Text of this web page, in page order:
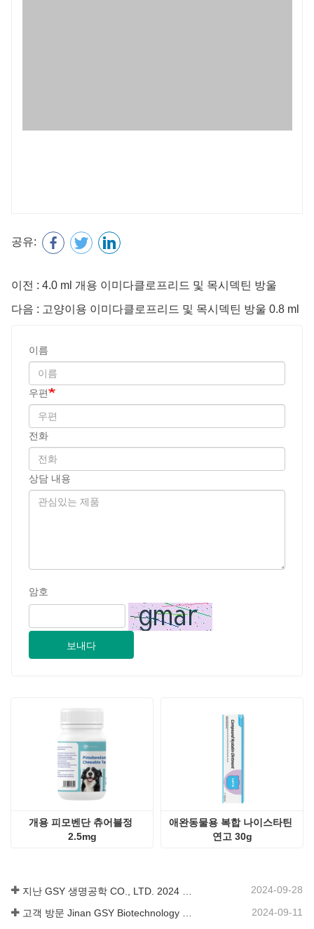
공유:
이전 : 4.0 ml 개용 이미다클로프리드 및 목시덱틴 방울
다음 : 고양이용 이미다클로프리드 및 목시덱틴 방울 0.8 ml
이름
우편
전화
상담 내용
암호
보내다
개용 피모벤단 츄어블정
2.5mg
애완동물용 복합 나이스타틴
연고 30g
2024-09-28
2024-09-11